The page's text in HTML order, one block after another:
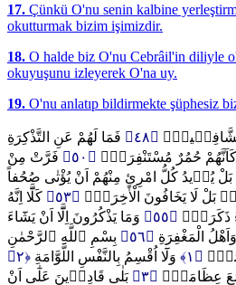
17. Çünkü O'nu senin kalbine
okutturmak bizim işimizdir.
18. O halde biz O'nu Cebrâil'in diliyle
okuyuşunu izleyerek O'na uy.
19. O'nu anlatıp bildirmekte şüphesiz
الشَّافِع۪ينَۜ ﴿٤٨﴾
فَمَا لَهُمْ عَنِ التَّذْكِرَةِ
كَاَنَّهُمْ حُمُرٌ مُسْتَنْفِرَةٌۙ ﴿٥٠﴾
فَرَّتْ مِنْ
بَلْ يُر۪يدُ كُلُّ امْرِئٍ مِنْهُمْ اَنْ يُؤْتٰى صُحُفاً
لَا يَخَافُونَ الْاٰخِرَةَۜ ﴿٥٣﴾
كَلَّٓا اِنَّهُ
ذَكَرَهُۜ ﴿٥٥﴾
وَمَا يَذْكُرُونَ اِلَّٓا اَنْ يَشَٓاءَ
الْمَغْفِرَةِ ﴿٥٦﴾
بِسْمِ ٱللَّهِ ٱلرَّحْمٰنِ
﴿١﴾ وَلَٓا اُقْسِمُ بِالنَّفْسِ اللَّوَّامَةِ ﴿٢﴾
عِظَامَهُۜ ﴿٣﴾
بَلٰى قَادِر۪ينَ عَلٰٓى اَنْ